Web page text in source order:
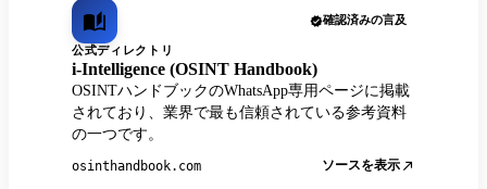
確認済みの言及
公式ディレクトリ
i-Intelligence (OSINT Handbook)
OSINTハンドブックのWhatsApp専用ページに掲載
されており、業界で最も信頼されている参考資料
の一つです。
osinthandbook.com ソースを表示